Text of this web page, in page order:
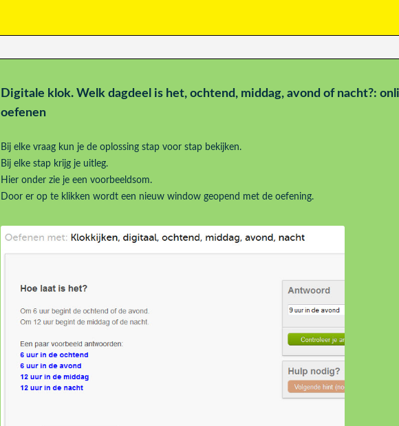
Digitale klok. Welk dagdeel is het, ochtend, middag, avond of nacht?:
oefenen
Bij elke vraag kun je de oplossing stap voor stap bekijken.
Bij elke stap krijg je uitleg.
Hier onder zie je een voorbeeldsom.
Door er op te klikken wordt een nieuw window geopend met de oefening.